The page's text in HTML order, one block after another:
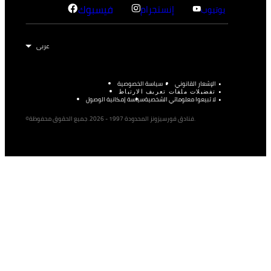
فيسبوك إنستجرام يوتيوب
الإشعار القانوني سياسة الخصوصية
تفضيلات ملفات تعريف الارتباط
لا تبيعوا معلوماتي الشخصيةسياسة إمكانية الوصول
©فنادق فورسيزونز المحدودة 1997 - 2026. جميع الحقوق محفوظة.